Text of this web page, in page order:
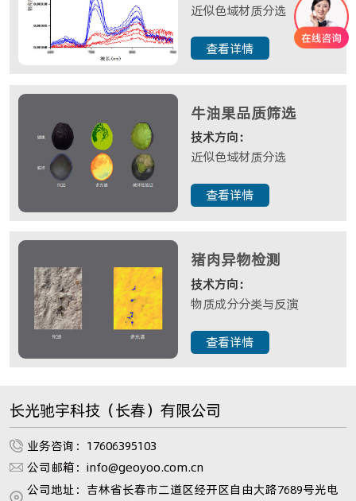
近似色域材质分选
查看详情
牛油果品质筛选
技术方向：
近似色域材质分选
查看详情
猪肉异物检测
技术方向：
物质成分分类与反演
查看详情
长光驰宇科技（长春）有限公司
业务咨询：17606395103
公司邮箱：info@geoyoo.com.cn
公司地址：吉林省长春市二道区经开区自由大路7689号光电